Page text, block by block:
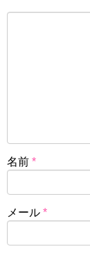
名前 *
メール *